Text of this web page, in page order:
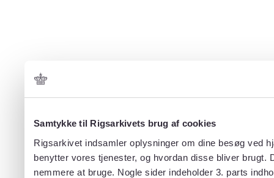
Samtykke til Rigsarkivets brug af cookies
Rigsarkivet indsamler oplysninger om dine besøg ved
benytter vores tjenester, og hvordan disse bliver
nemmere at bruge. Nogle sider indeholder 3. parts